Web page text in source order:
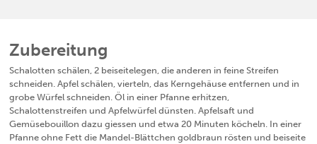
Zubereitung
Schalotten schälen, 2 beiseitelegen, die anderen in feine Streifen
schneiden. Apfel schälen, vierteln, das Kerngehäuse entfernen und in
grobe Würfel schneiden. Öl in einer Pfanne erhitzen,
Schalottenstreifen und Apfelwürfel dünsten. Apfelsaft und
Gemüsebouillon dazu giessen und etwa 20 Minuten köcheln. In einer
Pfanne ohne Fett die Mandel-Blättchen goldbraun rösten und beiseite